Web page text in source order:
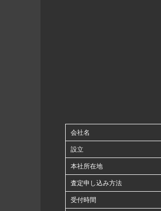
会社名
設立
本社所在地
査定申し込み方法
受付時間